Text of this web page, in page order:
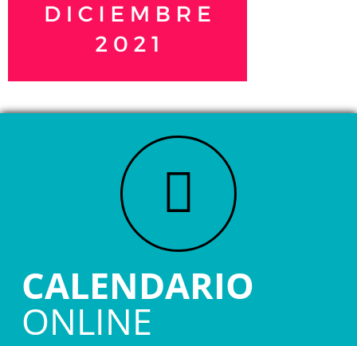
CALENDARIO
ONLINE